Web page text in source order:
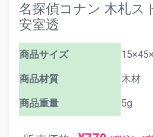
名探偵コナン 木札ス
安室透
商品サイズ
商品材質 木材
商品重量 5g